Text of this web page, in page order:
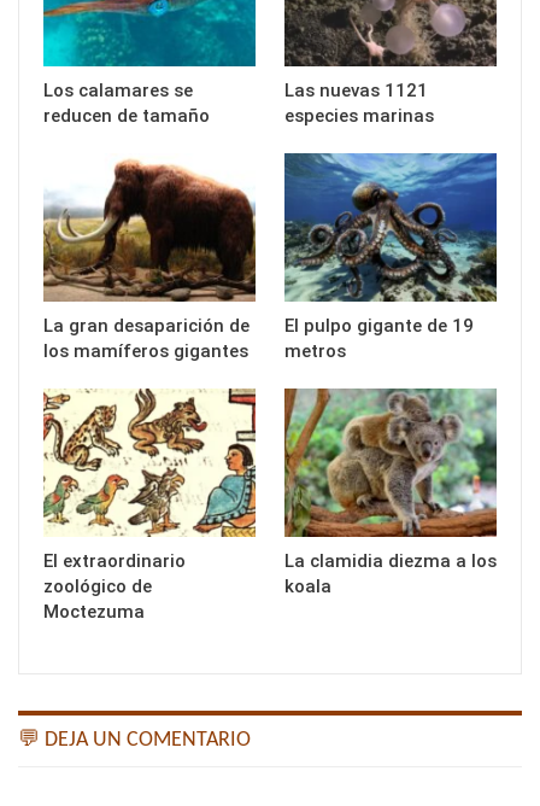
Los calamares se
reducen de tamaño
Las nuevas 1121
especies marinas
La gran desaparición de
los mamíferos gigantes
El pulpo gigante de 19
metros
El extraordinario
zoológico de
Moctezuma
La clamidia diezma a los
koala
💬 DEJA UN COMENTARIO